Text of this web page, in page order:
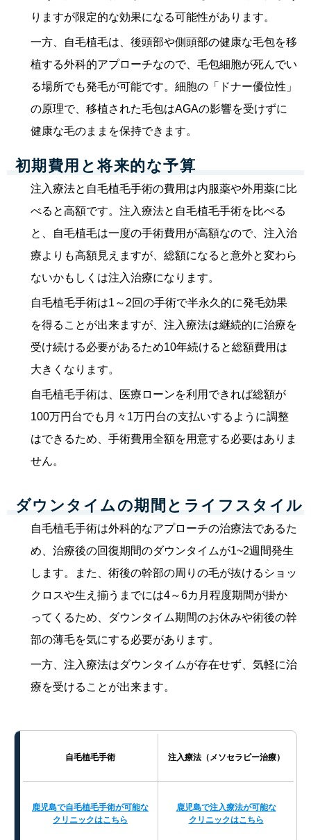
りますが限定的な効果になる可能性があります。
一方、自毛植毛は、後頭部や側頭部の健康な毛包を移
植する外科的アプローチなので、毛包細胞が死んでい
る場所でも発毛が可能です。細胞の「ドナー優位性」
の原理で、移植された毛包はAGAの影響を受けずに
健康な毛のままを保持できます。
初期費用と将来的な予算
注入療法と自毛植毛手術の費用は内服薬や外用薬に比
べると高額です。注入療法と自毛植毛手術を比べる
と、自毛植毛は一度の手術費用が高額なので、注入治
療よりも高額見えますが、総額になると意外と変わら
ないかもしくは注入治療になります。
自毛植毛手術は1～2回の手術で半永久的に発毛効果
を得ることが出来ますが、注入療法は継続的に治療を
受け続ける必要があるため10年続けると総額費用は
大きくなります。
自毛植毛手術は、医療ローンを利用できれば総額が
100万円台でも月々1万円台の支払いするように調整
はできるため、手術費用全額を用意する必要はありま
せん。
ダウンタイムの期間とライフスタイル
自毛植毛手術は外科的なアプローチの治療法であるた
め、治療後の回復期間のダウンタイムが1~2週間発生
します。また、術後の幹部の周りの毛が抜けるショッ
クロスや生え揃うまでには4～6カ月程度期間が掛か
ってくるため、ダウンタイム期間のお休みや術後の幹
部の薄毛を気にする必要があります。
一方、注入療法はダウンタイムが存在せず、気軽に治
療を受けることが出来ます。
自毛植毛手術 注入療法（メソセラピー治療）
鹿児島で自毛植毛手術が可能な
クリニックはこちら
鹿児島で注入療法が可能な
クリニックはこちら